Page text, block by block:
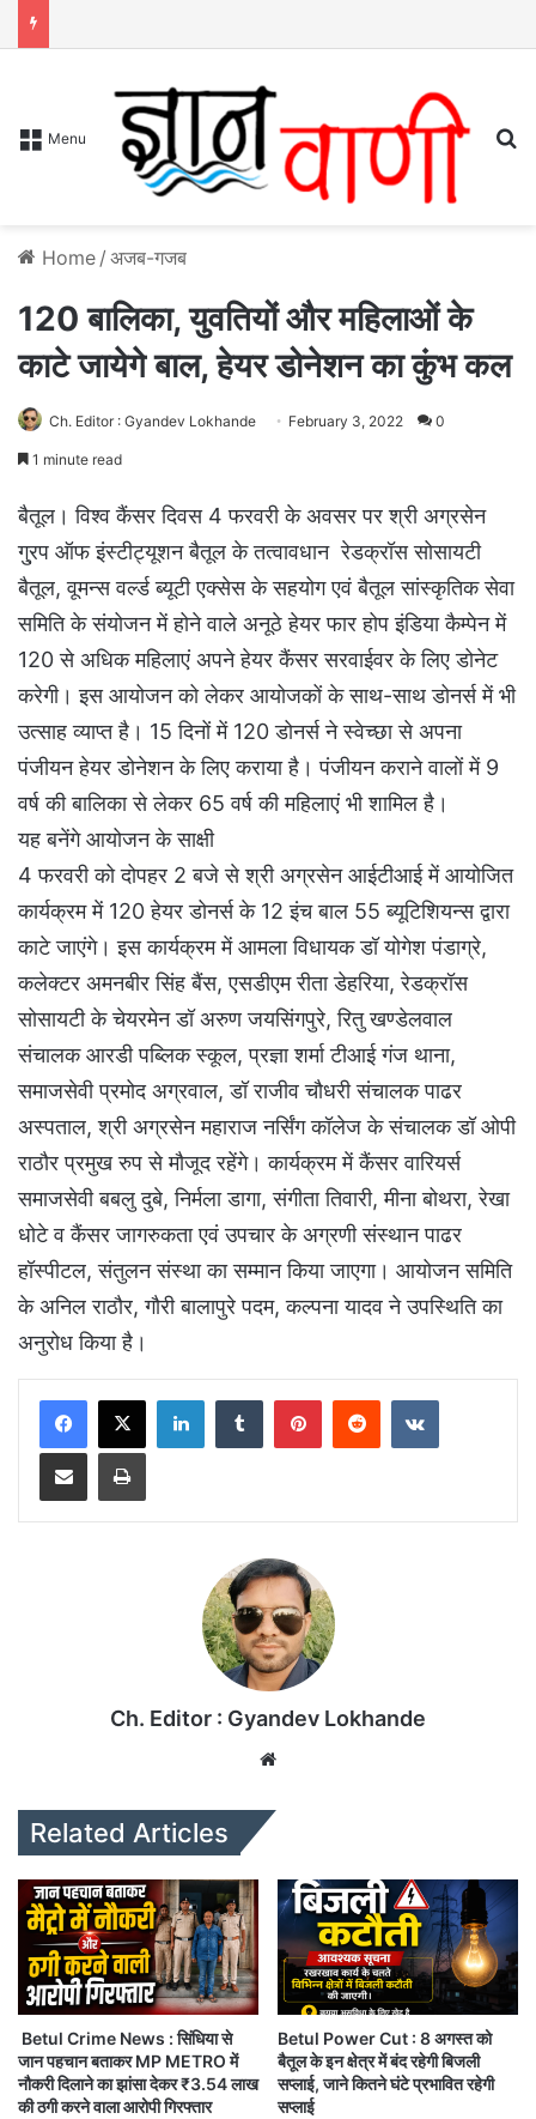
Menu
Home / अजब-गजब
120 बालिका, युवतियों और महिलाओं के
काटे जायेगे बाल, हेयर डोनेशन का कुंभ कल
Ch. Editor : Gyandev Lokhande February 3, 2022 0
1 minute read
बैतूल। विश्व कैंसर दिवस 4 फरवरी के अवसर पर श्री अग्रसेन
गु्रप ऑफ इंस्टीट्यूशन बैतूल के तत्वावधान रेडक्रॉस सोसायटी
बैतूल, वूमन्स वर्ल्ड ब्यूटी एक्सेस के सहयोग एवं बैतूल सांस्कृतिक सेवा
समिति के संयोजन में होने वाले अनूठे हेयर फार होप इंडिया कैम्पेन में
120 से अधिक महिलाएं अपने हेयर कैंसर सरवाईवर के लिए डोनेट
करेगी। इस आयोजन को लेकर आयोजकों के साथ-साथ डोनर्स में भी
उत्साह व्याप्त है। 15 दिनों में 120 डोनर्स ने स्वेच्छा से अपना
पंजीयन हेयर डोनेशन के लिए कराया है। पंजीयन कराने वालों में 9
वर्ष की बालिका से लेकर 65 वर्ष की महिलाएं भी शामिल है।
यह बनेंगे आयोजन के साक्षी
4 फरवरी को दोपहर 2 बजे से श्री अग्रसेन आईटीआई में आयोजित
कार्यक्रम में 120 हेयर डोनर्स के 12 इंच बाल 55 ब्यूटिशियन्स द्वारा
काटे जाएंगे। इस कार्यक्रम में आमला विधायक डॉ योगेश पंडाग्रे,
कलेक्टर अमनबीर सिंह बैंस, एसडीएम रीता डेहरिया, रेडक्रॉस
सोसायटी के चेयरमेन डॉ अरुण जयसिंगपुरे, रितु खण्डेलवाल
संचालक आरडी पब्लिक स्कूल, प्रज्ञा शर्मा टीआई गंज थाना,
समाजसेवी प्रमोद अग्रवाल, डॉ राजीव चौधरी संचालक पाढर
अस्पताल, श्री अग्रसेन महाराज नर्सिंग कॉलेज के संचालक डॉ ओपी
राठौर प्रमुख रुप से मौजूद रहेंगे। कार्यक्रम में कैंसर वारियर्स
समाजसेवी बबलु दुबे, निर्मला डागा, संगीता तिवारी, मीना बोथरा, रेखा
धोटे व कैंसर जागरुकता एवं उपचार के अग्रणी संस्थान पाढर
हॉस्पीटल, संतुलन संस्था का सम्मान किया जाएगा। आयोजन समिति
के अनिल राठौर, गौरी बालापुरे पदम, कल्पना यादव ने उपस्थिति का
अनुरोध किया है।
Ch. Editor : Gyandev Lokhande
Related Articles
Betul Crime News : सिंधिया से
जान पहचान बताकर MP METRO में
नौकरी दिलाने का झांसा देकर ₹3.54 लाख
की ठगी करने वाला आरोपी गिरफ्तार
Betul Power Cut : 8 अगस्त को
बैतूल के इन क्षेत्र में बंद रहेगी बिजली
सप्लाई, जाने कितने घंटे प्रभावित रहेगी
सप्लाई